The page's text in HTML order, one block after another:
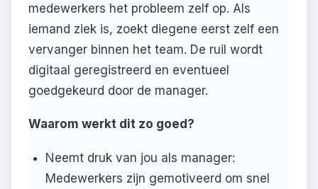
medewerkers het probleem zelf op. Als
iemand ziek is, zoekt diegene eerst zelf een
vervanger binnen het team. De ruil wordt
digitaal geregistreerd en eventueel
goedgekeurd door de manager.
Waarom werkt dit zo goed?
Neemt druk van jou als manager:
Medewerkers zijn gemotiveerd om snel